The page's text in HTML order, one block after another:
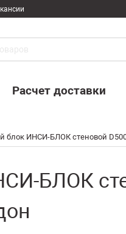
блок ИНСИ-БЛОК стеновой
БЛОК
Расчет доставки